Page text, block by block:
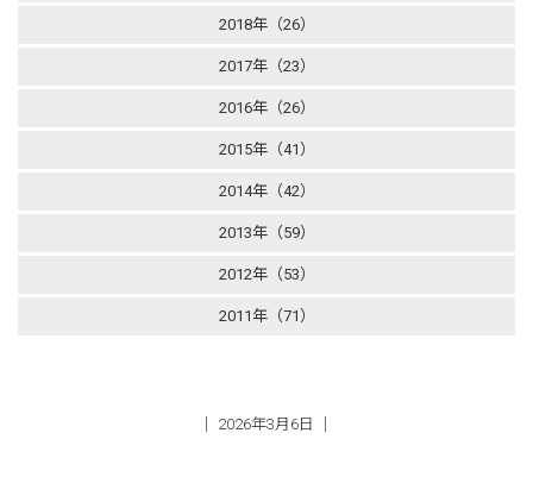
2018年（26）
2017年（23）
2016年（26）
2015年（41）
2014年（42）
2013年（59）
2012年（53）
2011年（71）
│ 2026年3月6日 │